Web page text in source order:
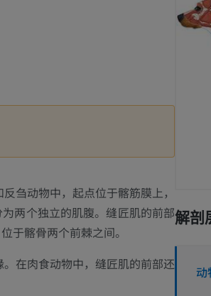
刍动物中，起点位于髂筋膜上，
两个独立的肌腹。缝匠肌的前部
于髂骨两个前棘之间。
在肉食动物中，缝匠肌的前部还
解剖
动